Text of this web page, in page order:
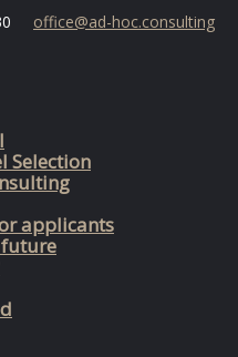
office@ad-hoc.consulting
Selection
applicants
future